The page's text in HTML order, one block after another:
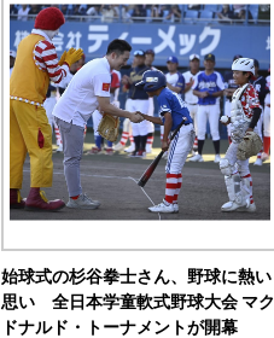
始球式の杉谷拳士さん、野球に熱い
思い 全日本学童軟式野球大会 マク
ドナルド・トーナメントが開幕